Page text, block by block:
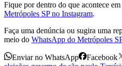
Fique por dentro do que acontece
Metrópoles SP no Instagram.
Faça uma denúncia ou sugira uma
meio do WhatsApp do Metrópoles
Enviar no WhatsApp Facebook